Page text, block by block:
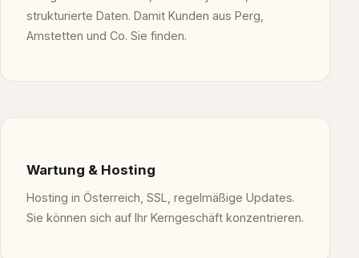
strukturierte Daten. Damit Kunden aus Perg,
Amstetten und Co. Sie finden.
Wartung & Hosting
Hosting in Österreich, SSL, regelmäßige Updates.
Sie können sich auf Ihr Kerngeschäft konzentrieren.